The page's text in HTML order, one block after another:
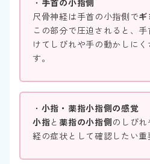
尺骨神経は手首の小指側でギ
この部分で圧迫されると、
けてしびれや手の動かしに
す。
・ 小指・薬指小指側の感覚
小指と 薬指の小指側のしび
経の症状として確認したい重